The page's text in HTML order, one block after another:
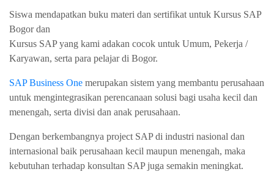
Siswa mendapatkan buku materi dan sertifikat untuk Kursus SAP
Bogor dan
Kursus SAP yang kami adakan cocok untuk Umum, Pekerja /
Karyawan, serta para pelajar di Bogor.
SAP Business One merupakan sistem yang membantu perusahaan
untuk mengintegrasikan perencanaan solusi bagi usaha kecil dan
menengah, serta divisi dan anak perusahaan.
Dengan berkembangnya project SAP di industri nasional dan
internasional baik perusahaan kecil maupun menengah, maka
kebutuhan terhadap konsultan SAP juga semakin meningkat.